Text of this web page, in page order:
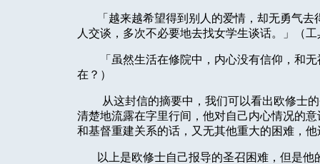
「越来越希望得到别人的爱情，却无勇气
人交谈，多次不必要地去找女学生谈话。」（
「虽然生活在修院中，内心没有信仰，和
在？）
从这封信的摘要中，我们可以看出欧修士
清楚地流露在字里行间，他对自己内心情况的
和基督重建关系的话，又无其他重大的困难，
以上是欧修士自己报导的圣召困难，但是